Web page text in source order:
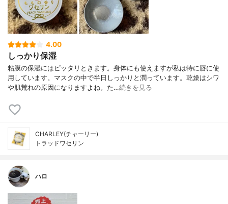
4.00
しっかり保湿
粘膜の保湿にはピッタリときます。身体にも使えますが私は特に唇に使
用しています。マスクの中で半日しっかりと潤っています。乾燥はシワ
や肌荒れの原因になりますよね。た…続きを見る
CHARLEY(チャーリー)
トラッドワセリン
ハロ